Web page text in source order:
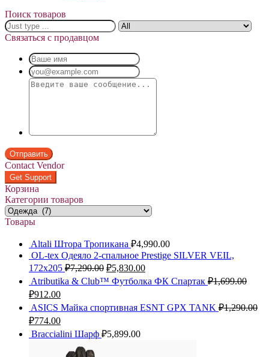
Поиск товаров
Связаться с продавцом
Contact Vendor
Get Support
Корзина
Категории товаров
Товары
Altali Штора Тропикана ₽4,990.00
OL-tex Одеяло 2-спальное Prestige SILVER VEIL,
172х205 ₽7,290.00 ₽5,830.00
Atributika & Club™ Футболка ФК Спартак ₽1,699.00
₽912.00
ASICS Майка спортивная ESNT GPX TANK ₽1,290.00
₽774.00
Braccialini Шарф ₽5,899.00